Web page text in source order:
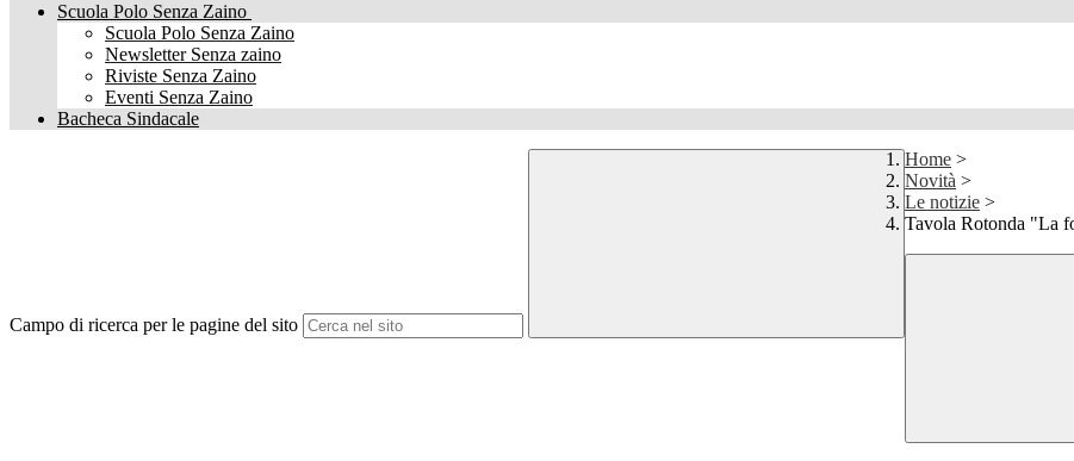
Scuola Polo Senza Zaino
Scuola Polo Senza Zaino
Newsletter Senza zaino
Riviste Senza Zaino
Eventi Senza Zaino
Bacheca Sindacale
Campo di ricerca per le pagine del sito
Home >
Novità >
Le notizie >
Tavola Rotonda "La